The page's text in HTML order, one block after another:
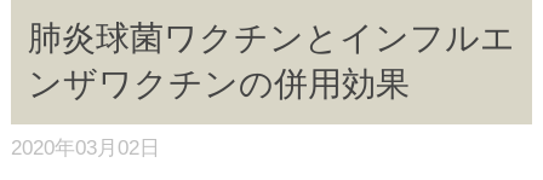
肺炎球菌ワクチンとインフルエ
ンザワクチンの併用効果
2020年03月02日